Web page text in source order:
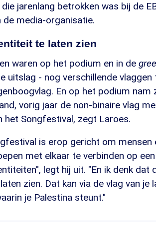
jarenlang betrokken was bij de
de media-organisatie.
te laten zien
waren op het podium en in de
uitslag - nog verschillende
En op het podium nam
vorig jaar de non-binaire vlag
het Songfestival, zegt Laroes.
is erop gericht om mensen
met elkaar te verbinden op
legt hij uit. "En ik denk
zien. Dat kan via de vlag van je
je Palestina steunt."